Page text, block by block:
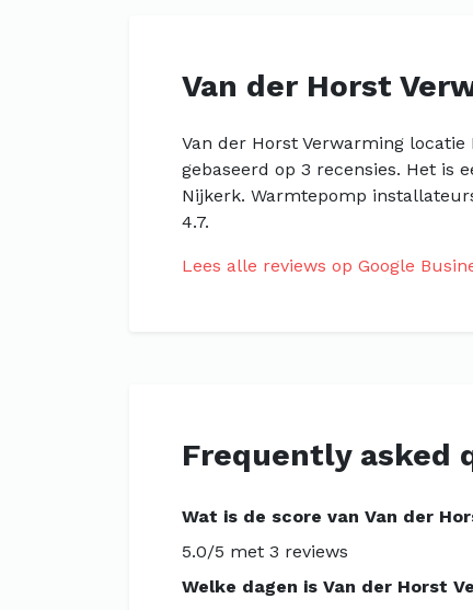
Van der Horst
Van der Horst Verwarming
gebaseerd op 3 recensies. Het is
Nijkerk. Warmtepomp
4.7.
Lees alle reviews op Google
Frequently asked
Wat is de score van Van der
5.0/5 met 3 reviews
Welke dagen is Van der Horst